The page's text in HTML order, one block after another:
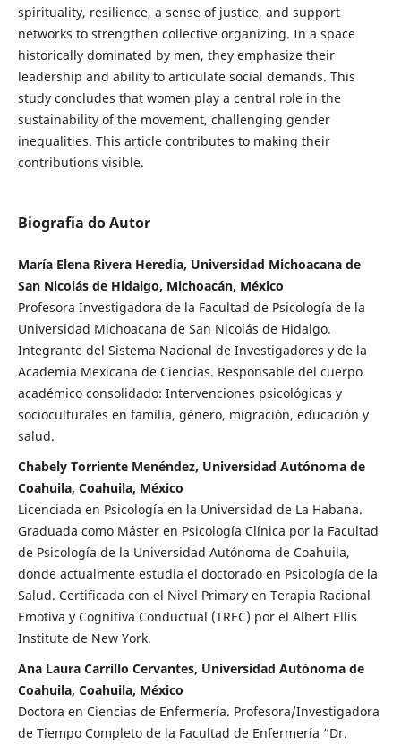
spirituality, resilience, a sense of justice, and support
networks to strengthen collective organizing. In a space
historically dominated by men, they emphasize their
leadership and ability to articulate social demands. This
study concludes that women play a central role in the
sustainability of the movement, challenging gender
inequalities. This article contributes to making their
contributions visible.
Biografia do Autor
María Elena Rivera Heredia, Universidad Michoacana de
San Nicolás de Hidalgo, Michoacán, México
Profesora Investigadora de la Facultad de Psicología de la
Universidad Michoacana de San Nicolás de Hidalgo.
Integrante del Sistema Nacional de Investigadores y de la
Academia Mexicana de Ciencias. Responsable del cuerpo
académico consolidado: Intervenciones psicológicas y
socioculturales en família, género, migración, educación y
salud.
Chabely Torriente Menéndez, Universidad Autónoma de
Coahuila, Coahuila, México
Licenciada en Psicología en la Universidad de La Habana.
Graduada como Máster en Psicología Clínica por la Facultad
de Psicología de la Universidad Autónoma de Coahuila,
donde actualmente estudia el doctorado en Psicología de la
Salud. Certificada con el Nivel Primary en Terapia Racional
Emotiva y Cognitiva Conductual (TREC) por el Albert Ellis
Institute de New York.
Ana Laura Carrillo Cervantes, Universidad Autónoma de
Coahuila, Coahuila, México
Doctora en Ciencias de Enfermería. Profesora/Investigadora
de Tiempo Completo de la Facultad de Enfermería “Dr.